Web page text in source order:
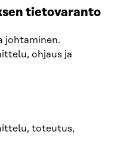
tietovaranto
johtaminen.
ohjaus ja
toteutus,